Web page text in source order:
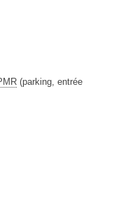
(parking, entrée